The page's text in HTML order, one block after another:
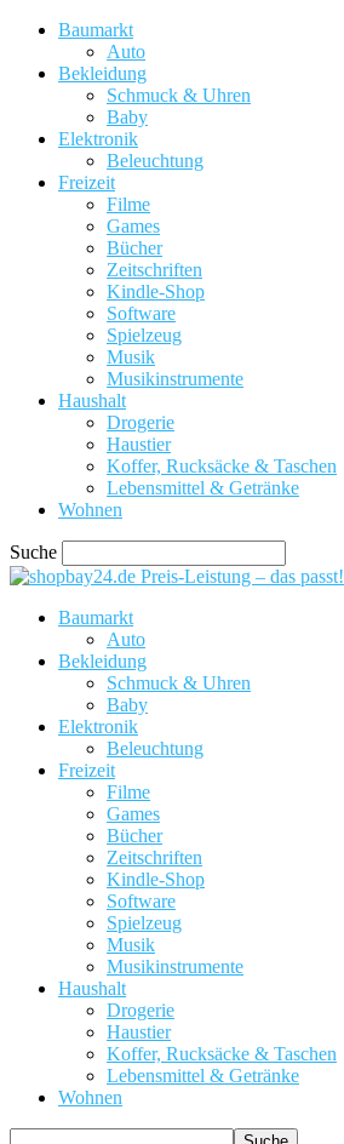
Baumarkt
Auto
Bekleidung
Schmuck & Uhren
Baby
Elektronik
Beleuchtung
Freizeit
Filme
Games
Bücher
Zeitschriften
Kindle-Shop
Software
Spielzeug
Musik
Musikinstrumente
Haushalt
Drogerie
Haustier
Koffer, Rucksäcke & Taschen
Lebensmittel & Getränke
Wohnen
Suche
Preis-Leistung – das passt!
Baumarkt
Auto
Bekleidung
Schmuck & Uhren
Baby
Elektronik
Beleuchtung
Freizeit
Filme
Games
Bücher
Zeitschriften
Kindle-Shop
Software
Spielzeug
Musik
Musikinstrumente
Haushalt
Drogerie
Haustier
Koffer, Rucksäcke & Taschen
Lebensmittel & Getränke
Wohnen